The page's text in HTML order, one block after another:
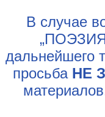
В случае
дальнейшего
просьба НЕ